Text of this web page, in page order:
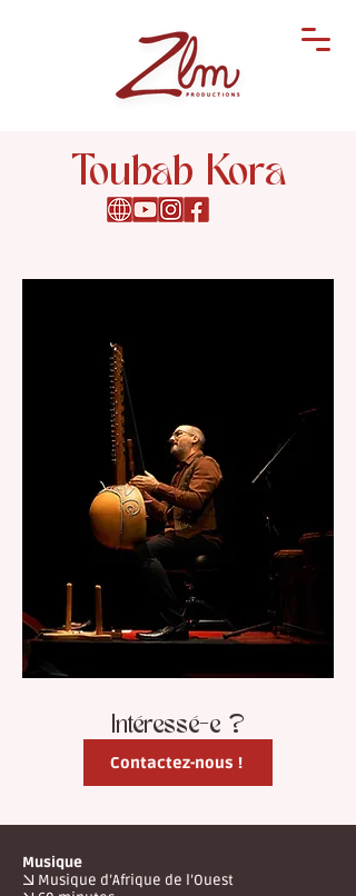
Toubab Kora
Intéressé-e ?
Contactez-nous !
Musique
→ Musique d’Afrique de l’Ouest